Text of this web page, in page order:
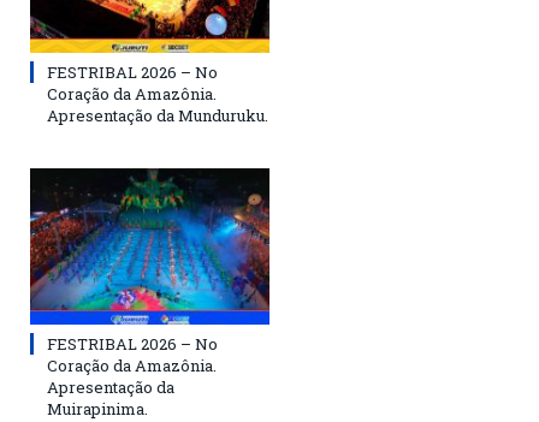
FESTRIBAL 2026 – No
Coração da Amazônia.
Apresentação da Munduruku.
FESTRIBAL 2026 – No
Coração da Amazônia.
Apresentação da
Muirapinima.